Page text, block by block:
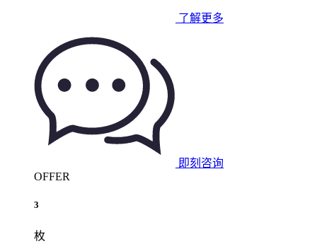
了解更多
即刻咨询
OFFER
3
枚